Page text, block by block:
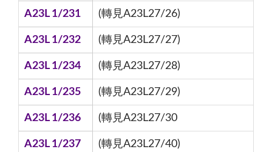
A23L 1/231 (轉見A23L27/26)
A23L 1/232 (轉見A23L27/27)
A23L 1/234 (轉見A23L27/28)
A23L 1/235 (轉見A23L27/29)
A23L 1/236 (轉見A23L27/30
A23L 1/237 (轉見A23L27/40)